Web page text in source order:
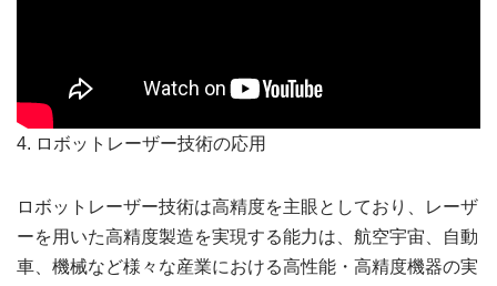
4. ロボットレーザー技術の応用
ロボットレーザー技術は高精度を主眼としており、レーザ
ーを用いた高精度製造を実現する能力は、航空宇宙、自動
車、機械など様々な産業における高性能・高精度機器の実